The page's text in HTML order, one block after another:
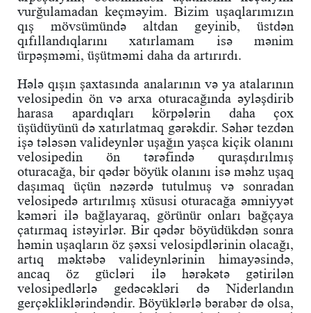
vurğulamadan keçməyim. Bizim uşaqlarımızın
qış mövsümündə altdan geyinib, üstdən
qıfıllandıqlarını xatırlamam isə mənim
ürpəşməmi, üşütməmi daha da artırırdı.
Hələ qışın şaxtasında analarının və ya atalarının
velosipedin ön və arxa oturacağında əyləşdirib
harasa apardıqları körpələrin daha çox
üşüdüyünü də xatırlatmaq gərəkdir. Səhər tezdən
işə tələsən valideynlər uşağın yaşca kiçik olanını
velosipedin ön tərəfində quraşdırılmış
oturacağa, bir qədər böyük olanını isə məhz uşaq
daşımaq üçün nəzərdə tutulmuş və sonradan
velosipedə artırılmış xüsusi oturacağa əmniyyət
kəməri ilə bağlayaraq, görünür onları bağçaya
çatırmaq istəyirlər. Bir qədər böyüdükdən sonra
həmin uşaqların öz şəxsi velosipdlərinin olacağı,
artıq məktəbə valideynlərinin himayəsində,
ancaq öz gücləri ilə hərəkətə gətirilən
velosipedlərlə gedəcəkləri də Niderlandın
gerçəkliklərindəndir. Böyüklərlə bərabər də olsa,